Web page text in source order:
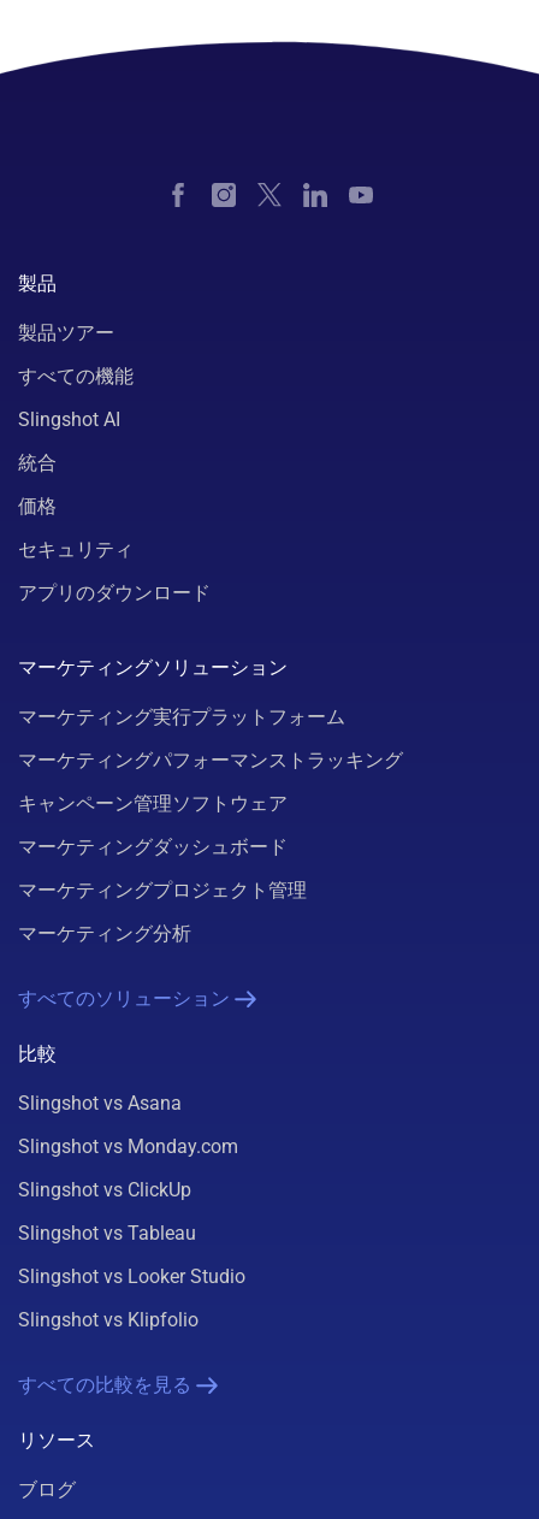
製品
製品ツアー
すべての機能
Slingshot AI
統合
価格
セキュリティ
アプリのダウンロード
マーケティングソリューション
マーケティング実行プラットフォーム
マーケティングパフォーマンストラッキング
キャンペーン管理ソフトウェア
マーケティングダッシュボード
マーケティングプロジェクト管理
マーケティング分析
すべてのソリューション
比較
Slingshot vs Asana
Slingshot vs Monday.com
Slingshot vs ClickUp
Slingshot vs Tableau
Slingshot vs Looker Studio
Slingshot vs Klipfolio
すべての比較を見る
リソース
ブログ